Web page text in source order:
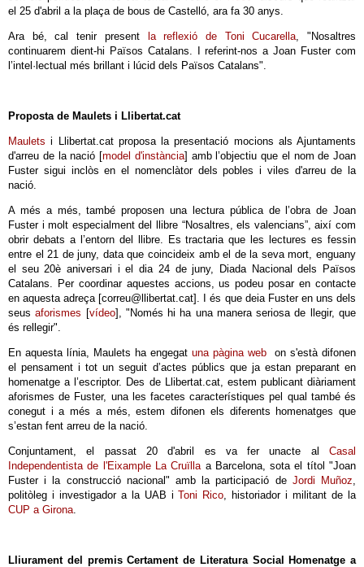
el 25 d'abril a la plaça de bous de Castelló, ara fa 30 anys.
Ara bé, cal tenir present la reflexió de Toni Cucarella, "Nosaltres
continuarem dient-hi Països Catalans. I referint-nos a Joan Fuster com
l’intel·lectual més brillant i lúcid dels Països Catalans".
Proposta de Maulets i Llibertat.cat
Maulets i Llibertat.cat proposa la presentació mocions als Ajuntaments
d'arreu de la nació [model d'instància] amb l’objectiu que el nom de Joan
Fuster sigui inclòs en el nomenclàtor dels pobles i viles d'arreu de la
nació.
A més a més, també proposen una lectura pública de l’obra de Joan
Fuster i molt especialment del llibre “Nosaltres, els valencians”, així com
obrir debats a l’entorn del llibre. Es tractaria que les lectures es fessin
entre el 21 de juny, data que coincideix amb el de la seva mort, enguany
el seu 20è aniversari i el dia 24 de juny, Diada Nacional dels Països
Catalans. Per coordinar aquestes accions, us podeu posar en contacte
en aquesta adreça [correu@llibertat.cat]. I és que deia Fuster en uns dels
seusaforismes [vídeo], "Només hi ha una manera seriosa de llegir, que
és rellegir".
En aquesta línia, Maulets ha engegat una pàgina web on s'està difonen
el pensament i tot un seguit d’actes públics que ja estan preparant en
homenatge a l’escriptor. Des de Llibertat.cat, estem publicant diàriament
aforismes de Fuster, una les facetes característiques pel qual també és
conegut i a més a més, estem difonen els diferents homenatges que
s’estan fent arreu de la nació.
Conjuntament, el passat 20 d'abril es va fer unacte al Casal
Independentista de l'Eixample La Cruïllaa Barcelona, sota el títol "Joan
Fuster i la construcció nacional" amb la participació de Jordi Muñoz,
politòleg i investigador a la UAB iToni Rico, historiador i militant de la
CUP a Girona.
Lliurament del premis Certament de Literatura Social Homenatge a